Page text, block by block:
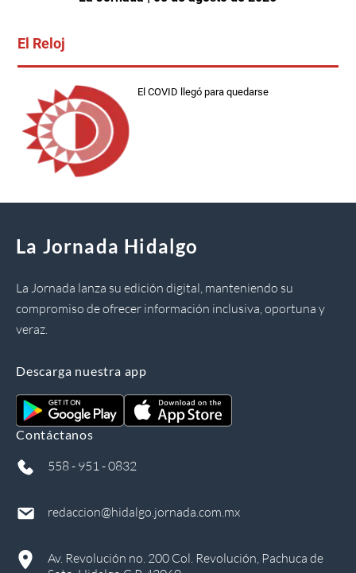
El Reloj
El COVID llegó para quedarse
La Jornada Hidalgo
La Jornada lanza su edición digital, manteniendo su
compromiso de ofrecer información inclusiva, oportuna y
veraz.
Descarga nuestra app
Contáctanos
558 - 951 - 0832
redaccion@hidalgo.jornada.com.mx
Av. Revolución no. 200 Col. Revolución, Pachuca de